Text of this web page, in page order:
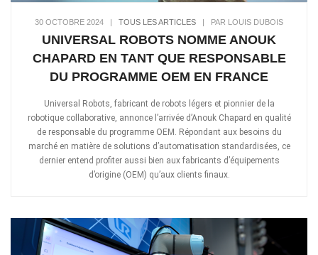
30 OCTOBRE 2024 | TOUS LES ARTICLES | PAR LOUIS DUBOIS
UNIVERSAL ROBOTS NOMME ANOUK
CHAPARD EN TANT QUE RESPONSABLE
DU PROGRAMME OEM EN FRANCE
Universal Robots, fabricant de robots légers et pionnier de la
robotique collaborative, annonce l’arrivée d’Anouk Chapard en qualité
de responsable du programme OEM. Répondant aux besoins du
marché en matière de solutions d’automatisation standardisées, ce
dernier entend profiter aussi bien aux fabricants d’équipements
d’origine (OEM) qu’aux clients finaux.